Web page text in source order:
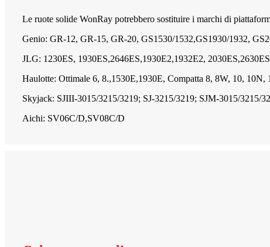
Le ruote solide WonRay potrebbero sostituire i marchi di
Genio: GR-12, GR-15, GR-20, GS1530/1532,GS1930/1932,
JLG: 1230ES, 1930ES,2646ES,1930E2,1932E2,
Haulotte: Ottimale 6, 8.,1530E,1930E, Compatta 8, 8W, 10, 10N,
Skyjack: SJIII-3015/3215/3219; SJ-3215/3219; SJM-3015/3215/
Aichi: SV06C/D,SV08C/D